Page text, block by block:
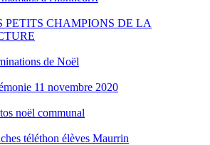
PETITS CHAMPIONS DE LA
de Noël
11 novembre 2020
noël communal
téléthon élèves Maurrin